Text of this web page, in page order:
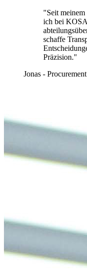
"Seit meinem
ich bei
schaffe
Präzision."
Jonas -